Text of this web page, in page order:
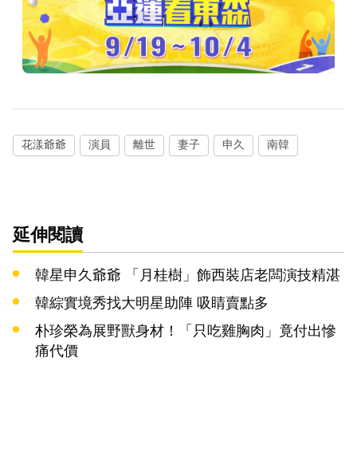
花漾爺爺 演員 離世 妻子 申久 南韓
延伸閱讀
韓星申久爺爺 「月桂樹」飾西裝店老闆演技精湛
韓綜實境秀找大明星助陣 吸睛賣點多
朴珍榮為展野獸身材！「只吃雞胸肉」竟付出慘
痛代價